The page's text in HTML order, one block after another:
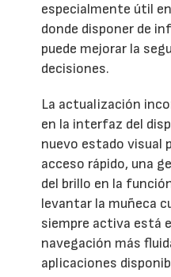
especialmente útil
donde disponer de
puede mejorar la
decisiones.
La actualización
en la interfaz del
nuevo estado visual
acceso rápido, una
del brillo en la
levantar la muñeca
siempre activa está
navegación más
aplicaciones